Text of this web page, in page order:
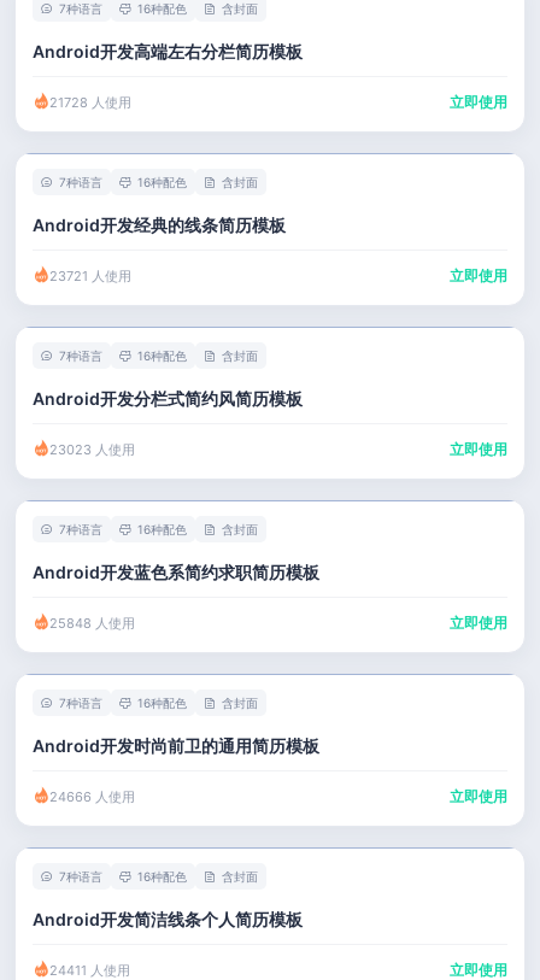
7种语言 16种配色 含封面
Android开发高端左右分栏简历模板
21728 人使用 立即使用
7种语言 16种配色 含封面
Android开发经典的线条简历模板
23721 人使用 立即使用
7种语言 16种配色 含封面
Android开发分栏式简约风简历模板
23023 人使用 立即使用
7种语言 16种配色 含封面
Android开发蓝色系简约求职简历模板
25848 人使用 立即使用
7种语言 16种配色 含封面
Android开发时尚前卫的通用简历模板
24666 人使用 立即使用
7种语言 16种配色 含封面
Android开发简洁线条个人简历模板
24411 人使用 立即使用